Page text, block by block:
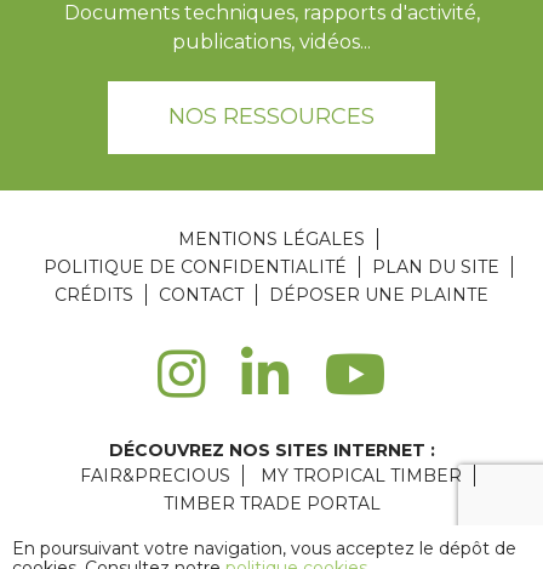
Documents techniques, rapports d'activité,
publications, vidéos...
NOS RESSOURCES
MENTIONS LÉGALES
POLITIQUE DE CONFIDENTIALITÉ
PLAN DU SITE
CRÉDITS
CONTACT DÉPOSER UNE PLAINTE
DÉCOUVREZ NOS SITES INTERNET :
FAIR&PRECIOUS
MY TROPICAL TIMBER
TIMBER TRADE PORTAL
En poursuivant votre navigation, vous acceptez le dépôt de